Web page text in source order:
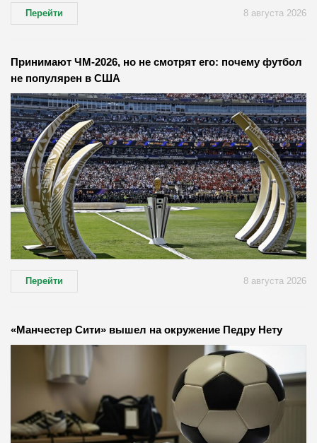
Перейти 8 августа 2026
Принимают ЧМ-2026, но не смотрят его: почему футбол
не популярен в США
Перейти 8 августа 2026
«Манчестер Сити» вышел на окружение Педру Нету